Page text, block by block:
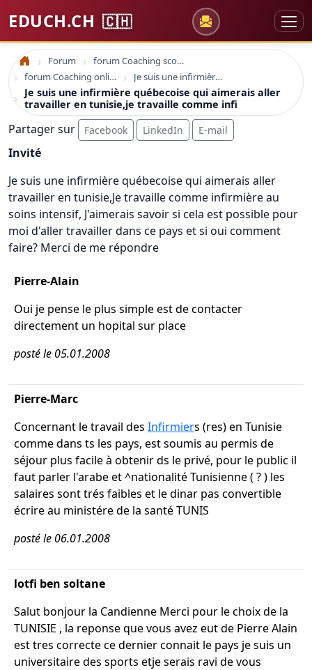
EDUCH.CH 🇨🇭
Accueil Forum
forum Coaching scolaire
forum Coaching online formation professionelle emploi education
Je suis une infirmière québecoise qui aimerais aller travailler en tunisie,je travaille comme infi
Je suis une infirmière québecoise qui aimerais aller
travailler en tunisie,je travaille comme infi
Partager sur Facebook LinkedIn E-mail
Invité
Je suis une infirmière québecoise qui aimerais aller
travailler en tunisie,Je travaille comme infirmière au
soins intensif, J'aimerais savoir si cela est possible pour
moi d'aller travailler dans ce pays et si oui comment
faire? Merci de me répondre
Pierre-Alain
Oui je pense le plus simple est de contacter
directement un hopital sur place
posté le 05.01.2008
Pierre-Marc
Concernant le travail des Infirmiers (res) en Tunisie
comme dans ts les pays, est soumis au permis de
séjour plus facile à obtenir ds le privé, pour le public il
faut parler l'arabe et ^nationalité Tunisienne ( ? ) les
salaires sont trés faibles et le dinar pas convertible
écrire au ministére de la santé TUNIS
posté le 06.01.2008
lotfi ben soltane
Salut bonjour la Candienne Merci pour le choix de la
TUNISIE , la reponse que vous avez eut de Pierre Alain
est tres correcte ce dernier connait le pays je suis un
universitaire des sports etje serais ravi de vous